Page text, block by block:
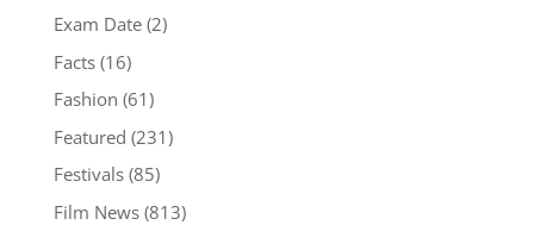
Exam Date(2)
Facts(16)
Fashion (61)
Featured (231)
Festivals(85)
Film News(813)